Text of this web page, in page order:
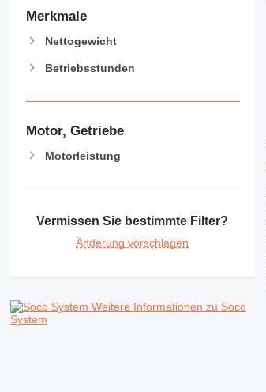
Merkmale
Nettogewicht
Betriebsstunden
Motor, Getriebe
Motorleistung
Vermissen Sie bestimmte Filter?
Änderung vorschlagen
Weitere Informationen zu Soco
System